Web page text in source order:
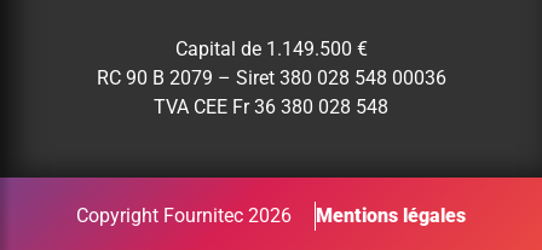
Capital de 1.149.500 €
RC 90 B 2079 – Siret 380 028 548 00036
TVA CEE Fr 36 380 028 548
Copyright Fournitec 2026 Mentions légales